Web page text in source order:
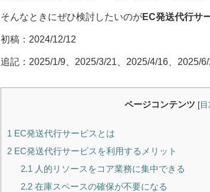
そんなときにぜひ検討したいのがEC発送代行サ
初稿：2024/12/12
追記：2025/1/9、2025/3/21、2025/4/16、2025/
ページコンテンツ [
1 EC発送代行サービスとは
2 EC発送代行サービスを利用するメリット
2.1 人的リソースをコア業務に集中できる
2.2在庫スペースの確保が不要になる